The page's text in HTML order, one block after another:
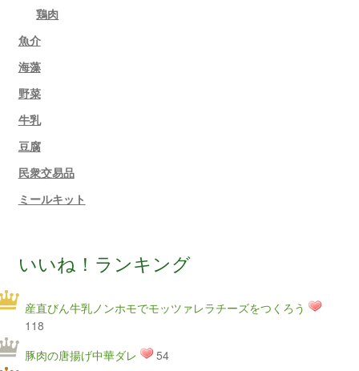
鶏肉
魚介
海藻
野菜
牛乳
豆腐
民衆交易品
ミールキット
いいね！ランキング
産直びん牛乳ノンホモでモッツァレラチーズをつくろう
118
豚肉の唐揚げ中華ダレ
54